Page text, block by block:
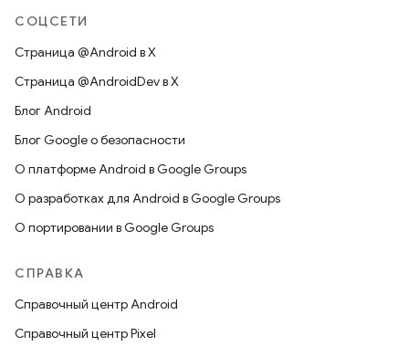
СОЦСЕТИ
Страница @Android в X
Страница @AndroidDev в X
Блог Android
Блог Google о безопасности
О платформе Android в Google Groups
О разработках для Android в Google Groups
О портировании в Google Groups
СПРАВКА
Справочный центр Android
Справочный центр Pixel